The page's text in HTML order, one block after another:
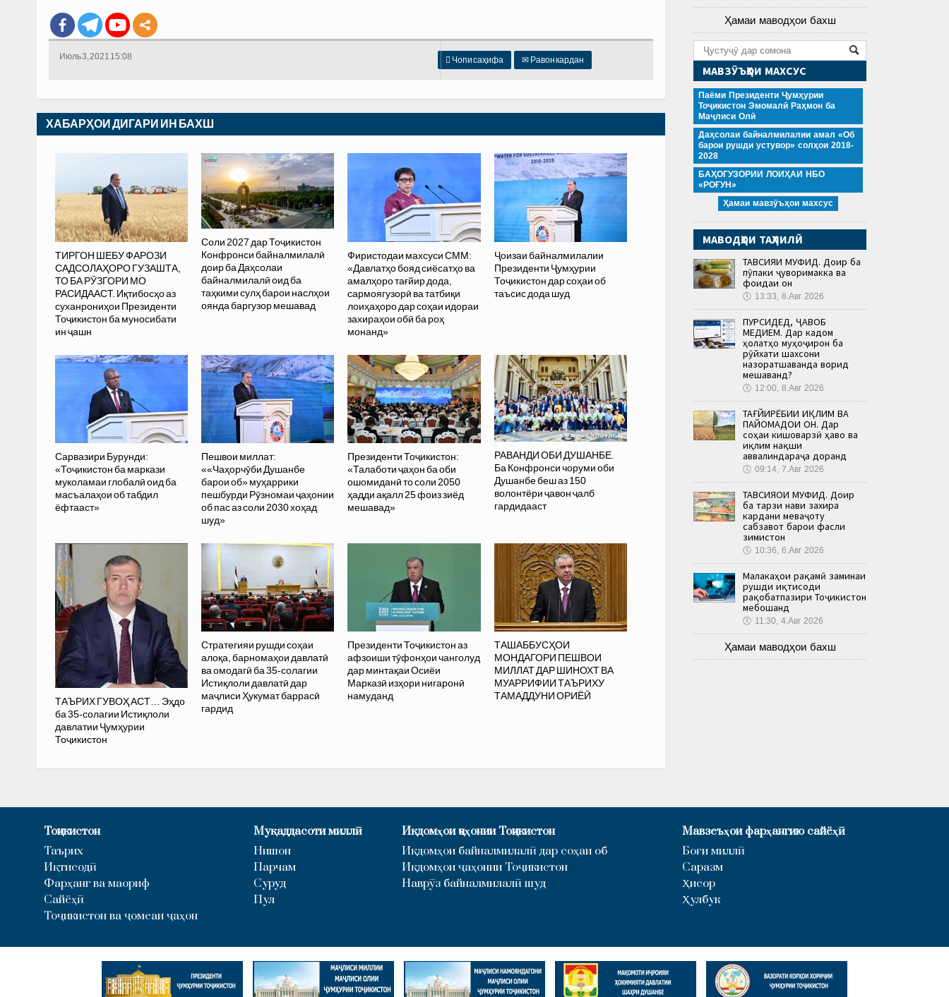
 Чопи саҳифа ✉ Равон кардан
Июль 3, 2021 15:08
ХАБАРҲОИ ДИГАРИ ИН БАХШ
ТИРГОН ШЕБУ ФАРОЗИ
САДСОЛАҲОРО ГУЗАШТА,
ТО БА РӮЗГОРИ МО
РАСИДААСТ. Иқтибосҳо аз
суханрониҳои Президенти
Тоҷикистон ба муносибати
ин ҷашн
Соли 2027 дар Тоҷикистон
Конфронси байналмилалӣ
доир ба Даҳсолаи
байналмилалӣ оид ба
таҳкими сулҳ барои наслҳои
оянда баргузор мешавад
Фиристодаи махсуси СММ:
«Давлатҳо бояд сиёсатҳо ва
амалҳоро тағйир дода,
сармоягузорӣ ва татбиқи
лоиҳаҳоро дар соҳаи идораи
захираҳои обӣ ба роҳ
монанд»
Ҷоизаи байналмилалии
Президенти Ҷумҳурии
Тоҷикистон дар соҳаи об
таъсис дода шуд
Сарвазири Бурунди:
«Тоҷикистон ба маркази
муколамаи глобалӣ оид ба
масъалаҳои об табдил
ёфтааст»
Пешвои миллат:
««Чаҳорчӯби Душанбе
барои об» муҳаррики
пешбурди Рӯзномаи ҷаҳонии
об пас аз соли 2030 хоҳад
шуд»
Президенти Тоҷикистон:
«Талаботи ҷаҳон ба оби
ошомиданӣ то соли 2050
ҳадди ақалл 25 фоиз зиёд
мешавад»
РАВАНДИ ОБИ ДУШАНБЕ.
Ба Конфронси чоруми оби
Душанбе беш аз 150
волонтёри ҷавон ҷалб
гардидааст
ТАЪРИХ ГУВОҲ АСТ… Эҳдо
ба 35-солагии Истиқлоли
давлатии Ҷумҳурии
Тоҷикистон
Стратегияи рушди соҳаи
алоқа, барномаҳои давлатӣ
ва омодагӣ ба 35-солагии
Истиқлоли давлатӣ дар
маҷлиси Ҳукумат баррасӣ
гардид
Президенти Тоҷикистон аз
афзоиши тӯфонҳои чанголуд
дар минтақаи Осиёи
Марказӣ изҳори нигаронӣ
намуданд
ТАШАББУСҲОИ
МОНДАГОРИ ПЕШВОИ
МИЛЛАТ ДАР ШИНОХТ ВА
МУАРРИФИИ ТАЪРИХУ
ТАМАДДУНИ ОРИЁӢ
Ҳамаи маводҳои бахш
МАВЗӮЪҲОИ МАХСУС
Паёми Президенти Ҷумҳурии
Тоҷикистон Эмомалӣ Раҳмон ба
Маҷлиси Олӣ
Даҳсолаи байналмилалии амал «Об
барои рушди устувор» солҳои 2018-
2028
БАҲОГУЗОРИИ ЛОИҲАИ НБО
«РОҒУН»
Ҳамаи мавзӯъҳои махсус
МАВОДҲОИ ТАҲЛИЛӢ
ТАВСИЯИ МУФИД. Доир ба
пӯпаки ҷуворимакка ва
фоидаи он
🕔 13:33, 8.Авг 2026
ПУРСИДЕД, ҶАВОБ
МЕДИҲЕМ. Дар кадом
ҳолатҳо муҳоҷирон ба
рӯйхати шахсони
назоратшаванда ворид
мешаванд?
🕔 12:00, 8.Авг 2026
ТАҒЙИРЁБИИ ИҚЛИМ ВА
ПАЙОМАДҲОИ ОН. Дар
соҳаи кишоварзӣ ҳаво ва
иқлим нақши
аввалиндараҷа доранд
🕔 09:14, 7.Авг 2026
ТАВСИЯҲОИ МУФИД. Доир
ба тарзи нави захира
кардани меваҷоту
сабзавот барои фасли
зимистон
🕔 10:36, 6.Авг 2026
Малакаҳои рақамӣ заминаи
рушди иқтисоди
рақобатпазири Тоҷикистон
мебошанд
🕔 11:30, 4.Авг 2026
Ҳамаи маводҳои бахш
Тоҷикистон
Таърих
Иқтисодӣ
Фарҳанг ва маориф
Сайёҳӣ
Тоҷикистон ва ҷомеаи ҷаҳон
Муқаддасоти миллӣ
Нишон
Парчам
Суруд
Пул
Иқдомҳои ҷаҳонии Тоҷикистон
Иқдомҳои байналмилалӣ дар соҳаи об
Иқдомҳои ҷаҳонии Тоҷикистон
Наврӯз байналмилалӣ шуд
Мавзеъҳои фарҳангию сайёҳӣ
Боғи миллӣ
Саразм
Ҳисор
Ҳулбук